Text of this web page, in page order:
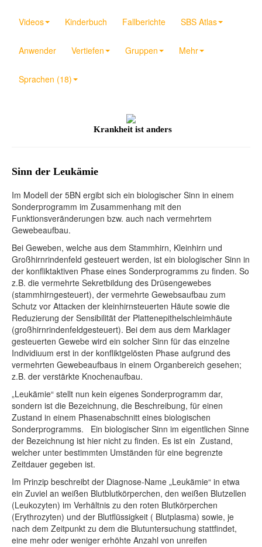
Videos Kinderbuch Fallberichte SBS Atlas
Anwender Vertiefen Gruppen Mehr
Sprachen (18)
Krankheit ist anders
Sinn der Leukämie
Im Modell der 5BN ergibt sich ein biologischer Sinn in einem
Sonderprogramm im Zusammenhang mit den
Funktionsveränderungen bzw. auch nach vermehrtem
Gewebeaufbau.
Bei Geweben, welche aus dem Stammhirn, Kleinhirn und
Großhirnrindenfeld gesteuert werden, ist ein biologischer Sinn in
der konfliktaktiven Phase eines Sonderprogramms zu finden. So
z.B. die vermehrte Sekretbildung des Drüsengewebes
(stammhirngesteuert), der vermehrte Gewebsaufbau zum
Schutz vor Attacken der kleinhirnsteuerten Häute sowie die
Reduzierung der Sensibilität der Plattenepithelschleimhäute
(großhirnrindenfeldgesteuert). Bei dem aus dem Marklager
gesteuerten Gewebe wird ein solcher Sinn für das einzelne
Individiuum erst in der konfliktgelösten Phase aufgrund des
vermehrten Gewebeaufbaus in einem Organbereich gesehen;
z.B. der verstärkte Knochenaufbau.
„Leukämie“ stellt nun kein eigenes Sonderprogramm dar,
sondern ist die Bezeichnung, die Beschreibung, für einen
Zustand in einem Phasenabschnitt eines biologischen
Sonderprogramms. Ein biologischer Sinn im eigentlichen Sinne
der Bezeichnung ist hier nicht zu finden. Es ist ein Zustand,
welcher unter bestimmten Umständen für eine begrenzte
Zeitdauer gegeben ist.
Im Prinzip beschreibt der Diagnose-Name „Leukämie“ in etwa
ein Zuviel an weißen Blutblutkörperchen, den weißen Blutzellen
(Leukozyten) im Verhältnis zu den roten Blutkörperchen
(Erythrozyten) und der Blutflüssigkeit ( Blutplasma) sowie, je
nach dem Zeitpunkt zu dem die Blutuntersuchung stattfindet,
eine mehr oder weniger erhöhte Anzahl von unreifen